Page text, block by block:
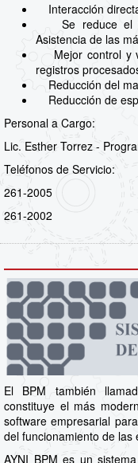
Interacción
Se reduce el
Asistencia de las
Mejor control y
registros
Reducción del
Reducción de
Personal a Cargo:
Lic. Esther Torrez -
Teléfonos de Servicio:
261-2005
261-2002
El BPM también
constituye el más
software empresarial
del funcionamiento de las
AYNI BPM es un